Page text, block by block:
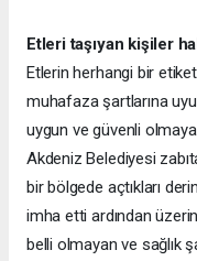
Etleri taşıyan kişiler
Etlerin herhangi bir
muhafaza şartlarına
uygun ve güvenli
Akdeniz Belediyesi
bir bölgede açtıkları
imha etti ardından
belli olmayan ve sağlık